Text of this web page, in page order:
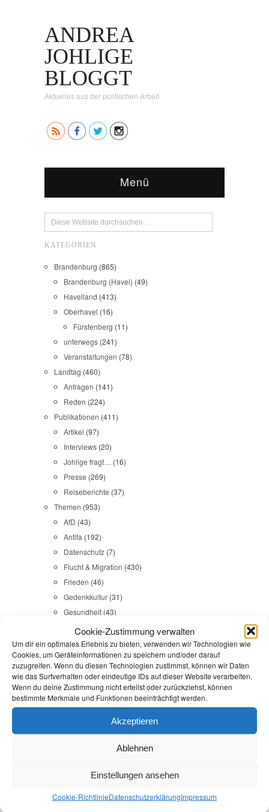
Cookie-Zustimmung verwalten
Um dir ein optimales Erlebnis zu bieten, verwenden wir Technologien wie
Cookies, um Geräteinformationen zu speichern und/oder darauf
zuzugreifen. Wenn du diesen Technologien zustimmst, können wir Daten
wie das Surfverhalten oder eindeutige IDs auf dieser Website verarbeiten.
Wenn du deine Zustimmung nicht erteilst oder zurückziehst, können
bestimmte Merkmale und Funktionen beeinträchtigt werden.
Akzeptieren
Ablehnen
Einstellungen ansehen
Cookie-RichtlinieDatenschutz­erklärungImpressum
ANDREA
JOHLIGE
BLOGGT
Aktuelles aus der politischen Arbeit
Menü
KATEGORIEN
Brandenburg (865)
Brandenburg (Havel) (49)
Havelland (413)
Oberhavel (16)
Fürstenberg (11)
unterwegs (241)
Veranstaltungen (78)
Landtag (460)
Anfragen (141)
Reden (224)
Publikationen (411)
Artikel (97)
Interviews (20)
Johlige fragt… (16)
Presse (269)
Reiseberichte (37)
Themen (953)
AfD (43)
Antifa (192)
Datenschutz (7)
Flucht & Migration (430)
Frieden (46)
Gedenkkultur (31)
Gesundheit (43)
Gleichstellung (17)
Internationales(65)
Kommunales(107)
LINKES(108)
NSU(29)
Religion & Dialog(35)
Startseite/Engagementstrategie
Kommunales